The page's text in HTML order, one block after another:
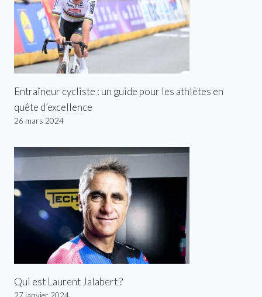
Entraîneur cycliste : un guide pour les athlètes en
quête d’excellence
26 mars 2024
Qui est Laurent Jalabert ?
27 janvier 2024